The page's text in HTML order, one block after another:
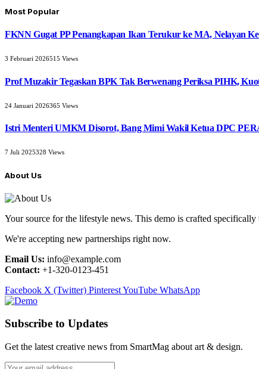
Most Popular
FKNN Gugat PP Penangkapan Ikan Terukur ke MA, Nelayan
3 Februari 2026515 Views
Prof Muzakir Tegaskan BPK Tak Berwenang Periksa PIHK,
24 Januari 2026365 Views
Istri Menteri UMKM Disorot, Bang Mimi Wakil Ketua DPC
7 Juli 2025328 Views
About Us
Your source for the lifestyle news. This demo is crafted
We're accepting new partnerships right now.
Email Us: info@example.com
Contact: +1-320-0123-451
Facebook X (Twitter) PinterestYouTube WhatsApp
Subscribe to Updates
Get the latest creative news from SmartMag about art & design.